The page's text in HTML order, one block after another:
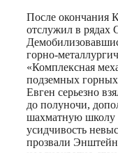
После окончания
отслужил в рядах
горно-
«Комплексная
подземных горных
Евген серьезно
до полуночи,
шахматную школу
усидчивость
прозвали